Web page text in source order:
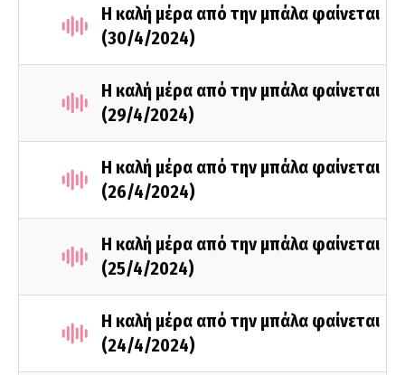
Η καλή μέρα από την μπάλα φαίνεται
(30/4/2024)
Η καλή μέρα από την μπάλα φαίνεται
(29/4/2024)
Η καλή μέρα από την μπάλα φαίνεται
(26/4/2024)
Η καλή μέρα από την μπάλα φαίνεται
(25/4/2024)
Η καλή μέρα από την μπάλα φαίνεται
(24/4/2024)